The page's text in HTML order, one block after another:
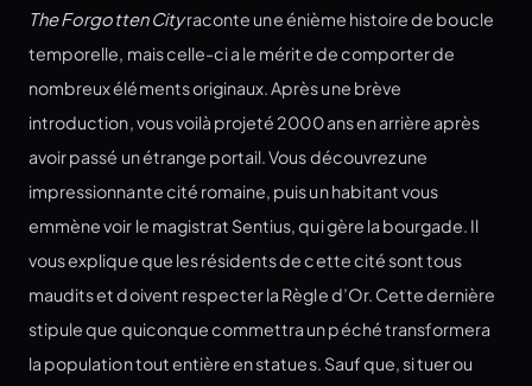
The Forgotten Cityraconte une énième histoire de boucle
temporelle, mais celle-ci a le mérite de comporter de
nombreux éléments originaux. Après une brève
introduction, vous voilà projeté 2000 ans en arrière après
avoir passé un étrange portail. Vous découvrez une
impressionnante cité romaine, puis un habitant vous
emmène voir le magistrat Sentius, qui gère la bourgade. Il
vous explique que les résidents de cette cité sont tous
maudits et doivent respecter la Règle d’Or. Cette dernière
stipule que quiconque commettra un péché transformera
la population tout entière en statues. Sauf que, si tuer ou